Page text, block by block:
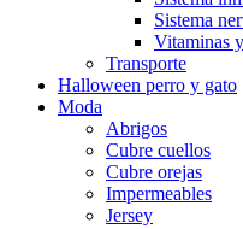
Sistema
Vitaminas
Transporte
Halloween perro y gato
Moda
Abrigos
Cubre cuellos
Cubre orejas
Impermeables
Jersey